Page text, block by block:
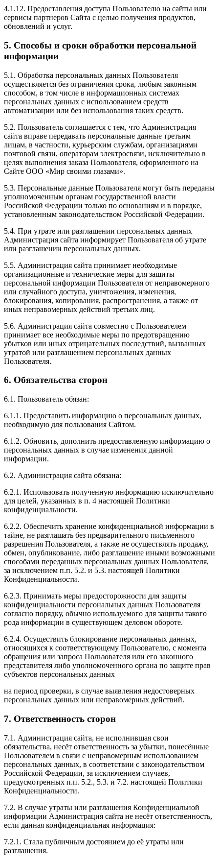
4.1.12. Предоставления доступа Пользователю на сайты или
сервисы партнеров Сайта с целью получения продуктов,
обновлений и услуг.
5. Способы и сроки обработки персональной
информации
5.1. Обработка персональных данных Пользователя
осуществляется без ограничения срока, любым законным
способом, в том числе в информационных системах
персональных данных с использованием средств
автоматизации или без использования таких средств.
5.2. Пользователь соглашается с тем, что Администрация
сайта вправе передавать персональные данные третьим
лицам, в частности, курьерским службам, организациями
почтовой связи, операторам электросвязи, исключительно в
целях выполнения заказа Пользователя, оформленного на
Сайте ООО «Мир своими глазами».
5.3. Персональные данные Пользователя могут быть переданы
уполномоченным органам государственной власти
Российской Федерации только по основаниям и в порядке,
установленным законодательством Российской Федерации.
5.4. При утрате или разглашении персональных данных
Администрация сайта информирует Пользователя об утрате
или разглашении персональных данных.
5.5. Администрация сайта принимает необходимые
организационные и технические меры для защиты
персональной информации Пользователя от неправомерного
или случайного доступа, уничтожения, изменения,
блокирования, копирования, распространения, а также от
иных неправомерных действий третьих лиц.
5.6. Администрация сайта совместно с Пользователем
принимает все необходимые меры по предотвращению
убытков или иных отрицательных последствий, вызванных
утратой или разглашением персональных данных
Пользователя.
6. Обязательства сторон
6.1. Пользователь обязан:
6.1.1. Предоставить информацию о персональных данных,
необходимую для пользования Сайтом.
6.1.2. Обновить, дополнить предоставленную информацию о
персональных данных в случае изменения данной
информации.
6.2. Администрация сайта обязана:
6.2.1. Использовать полученную информацию исключительно
для целей, указанных в п. 4 настоящей Политики
конфиденциальности.
6.2.2. Обеспечить хранение конфиденциальной информации в
тайне, не разглашать без предварительного письменного
разрешения Пользователя, а также не осуществлять продажу,
обмен, опубликование, либо разглашение иными возможными
способами переданных персональных данных Пользователя,
за исключением п.п. 5.2. и 5.3. настоящей Политики
Конфиденциальности.
6.2.3. Принимать меры предосторожности для защиты
конфиденциальности персональных данных Пользователя
согласно порядку, обычно используемого для защиты такого
рода информации в существующем деловом обороте.
6.2.4. Осуществить блокирование персональных данных,
относящихся к соответствующему Пользователю, с момента
обращения или запроса Пользователя или его законного
представителя либо уполномоченного органа по защите прав
субъектов персональных данных
на период проверки, в случае выявления недостоверных
персональных данных или неправомерных действий.
7. Ответственность сторон
7.1. Администрация сайта, не исполнившая свои
обязательства, несёт ответственность за убытки, понесённые
Пользователем в связи с неправомерным использованием
персональных данных, в соответствии с законодательством
Российской Федерации, за исключением случаев,
предусмотренных п.п. 5.2., 5.3. и 7.2. настоящей Политики
Конфиденциальности.
7.2. В случае утраты или разглашения Конфиденциальной
информации Администрация сайта не несёт ответственность,
если данная конфиденциальная информация:
7.2.1. Стала публичным достоянием до её утраты или
разглашения.